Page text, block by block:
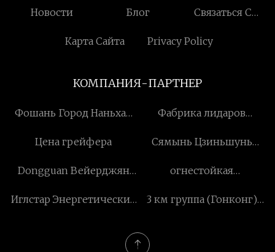
Новости Блог
Связаться С
Карта Сайта
Privacy Policy
КОМПАНИЯ-ПАРТНЕР
Фошань Город Наньхай
Компания с
ответственностью
Фабрика лидаров
поглощения
Цена грейфера
Сямынь Цзиньшунь
Технологии, ООО
Dongguan Вейерджян
обеспечение Продукты
огнестойкая
производства Китая
Иглстар Энергетические
3 км группа (Гонконг)